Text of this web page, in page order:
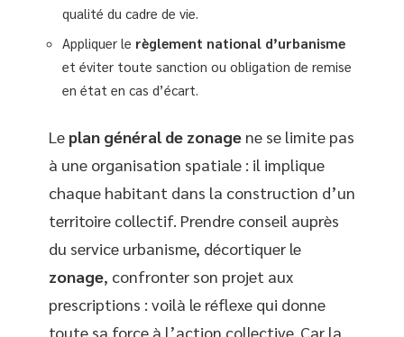
qualité du cadre de vie.
Appliquer le règlement national d’urbanisme
et éviter toute sanction ou obligation de remise
en état en cas d’écart.
Le plan général de zonage ne se limite pas
à une organisation spatiale : il implique
chaque habitant dans la construction d’un
territoire collectif. Prendre conseil auprès
du service urbanisme, décortiquer le
zonage, confronter son projet aux
prescriptions : voilà le réflexe qui donne
toute sa force à l’action collective. Car la